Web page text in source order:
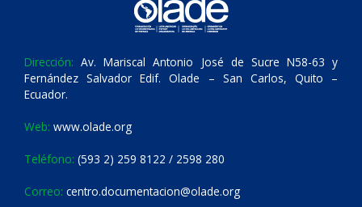
Dirección: Av. Mariscal Antonio José de Sucre N58-63 y
Fernández Salvador Edif. Olade – San Carlos, Quito –
Ecuador.
Web: www.olade.org
Teléfono: (593 2) 259 8122 / 2598 280
Correo: centro.documentacion@olade.org